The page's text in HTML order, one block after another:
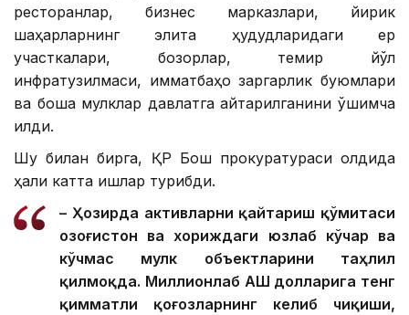
ресторанлар, бизнес марказлари, йирик
шаҳарларнинг элита ҳудудларидаги ер
участкалари, бозорлар, темир йўл
инфратузилмаси, қимматбаҳо заргарлик буюмлари
ва бошқа мулклар давлатга қайтарилганини қўшимча
қилди.
Шу билан бирга, ҚР Бош прокуратураси олдида
ҳали катта ишлар турибди.
– Ҳозирда активларни қайтариш қўмитаси
Қозоғистон ва хориждаги юзлаб кўчар ва
кўчмас мулк объектларини таҳлил
қилмоқда. Миллионлаб АҚШ долларига тенг
қимматли қоғозларнинг келиб чиқиши,